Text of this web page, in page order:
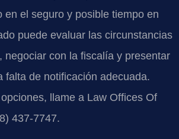
en el seguro y posible tiempo en
puede evaluar las circunstancias
negociar con la fiscalía y presentar
falta de notificación adecuada.
llame a Law Offices Of
437-7747.